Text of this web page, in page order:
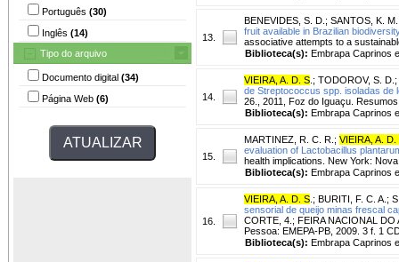
Português (30)
Inglês (14)
Tipo do arquivo
Documento digital (34)
Página Web (6)
13.
BENEVIDES, S. D. ; SANTOS, K.
fruit available in Brazilian
associative attempts to a
Biblioteca(s): Embrapa Caprinos
14.
VIEIRA, A. D. S ; TODOROV, S. D. ;
de Streptococcus spp. isoladas de
26., 2011, Foz do Iguaçu.
Biblioteca(s): Embrapa Caprinos
15.
MARTINEZ, R. C. R. ; VIEIRA, A. D.
evaluation of Lactobacillus
health implications. New York:
Biblioteca(s): Embrapa Caprinos
16.
VIEIRA, A. D. S ; BURITI, F. C. A. ;
sensorial de queijo minas frescal
CORTE, 4.; FEIRA NACIONAL
Pessoa: EMEPA-PB, 2009. 3 f. 1
Biblioteca(s): Embrapa Caprinos